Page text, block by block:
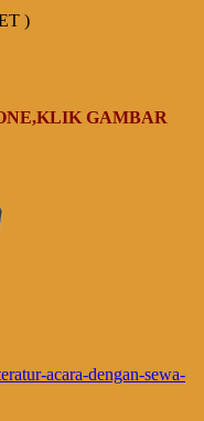
)
GAMBAR
acara-dengan-sewa-